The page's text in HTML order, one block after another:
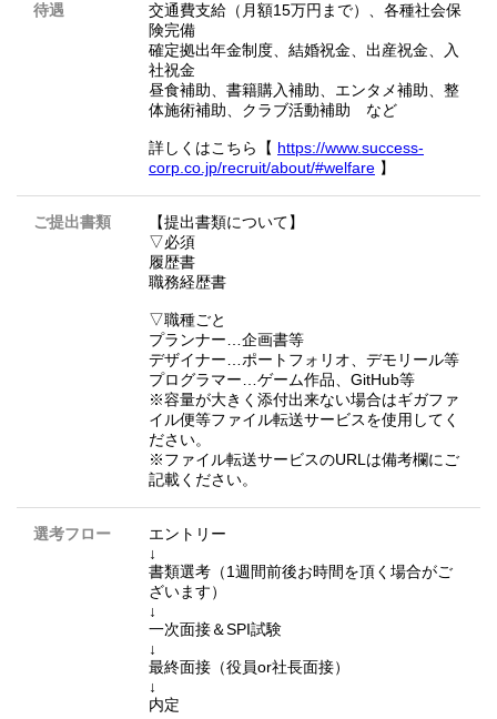
待遇
交通費支給（月額15万円まで）、各種社会保
険完備
確定拠出年金制度、結婚祝金、出産祝金、入
社祝金
昼食補助、書籍購入補助、エンタメ補助、整
体施術補助、クラブ活動補助 など
詳しくはこちら【 https://www.success-
corp.co.jp/recruit/about/#welfare 】
ご提出書類
【提出書類について】
▽必須
履歴書
職務経歴書
▽職種ごと
プランナー…企画書等
デザイナー…ポートフォリオ、デモリール等
プログラマー…ゲーム作品、GitHub等
※容量が大きく添付出来ない場合はギガファ
イル便等ファイル転送サービスを使用してく
ださい。
※ファイル転送サービスのURLは備考欄にご
記載ください。
選考フロー
エントリー
↓
書類選考（1週間前後お時間を頂く場合がご
ざいます）
↓
一次面接＆SPI試験
↓
最終面接（役員or社長面接）
↓
内定